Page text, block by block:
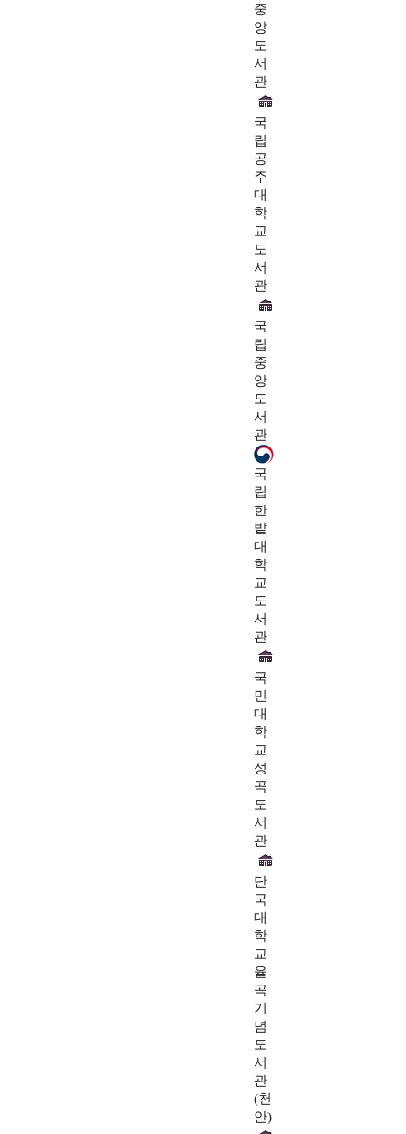
중
앙
도
서
관
국
립
공
주
대
학
교
도
서
관
국
립
중
앙
도
서
관
국
립
한
밭
대
학
교
도
서
관
국
민
대
학
교
성
곡
도
서
관
단
국
대
학
교
율
곡
기
념
도
서
관
(천
안)